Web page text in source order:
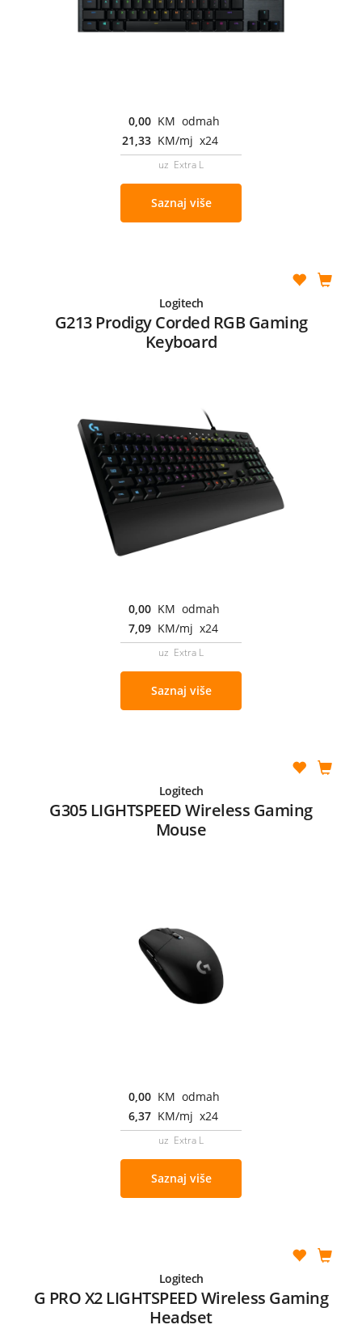
0,00 KM odmah
21,33 KM/mj x24
uz Extra L
Saznaj više
Logitech
G213 Prodigy Corded RGB Gaming
Keyboard
0,00 KM odmah
7,09 KM/mj x24
uz Extra L
Saznaj više
Logitech
G305 LIGHTSPEED Wireless Gaming
Mouse
0,00 KM odmah
6,37 KM/mj x24
uz Extra L
Saznaj više
Logitech
G PRO X2 LIGHTSPEED Wireless Gaming
Headset